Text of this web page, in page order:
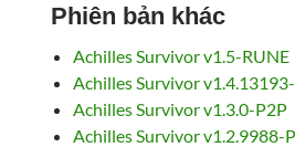
Phiên bản khác
Achilles Survivor v1.5-RUNE
Achilles Survivor
Achilles Survivor v1.3.0-P2P
Achilles Survivor v1.2.9988-